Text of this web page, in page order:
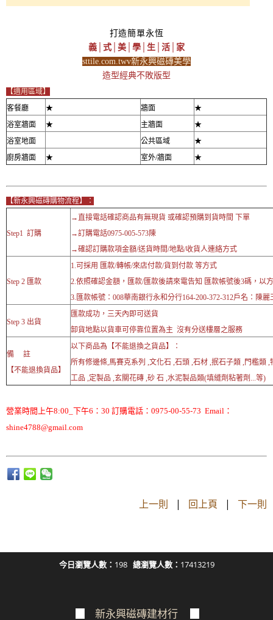
打造簡單永恆
義│式│美│學│生│活│家
sttile.com.twv新永興磁磚美學
造型經典不敗版型
【適用區域】
客餐廳
★ 牆面
★
浴室牆面
★ 主牆面
★
浴室地面
公共區域
★
廚房牆面
★ 室外/牆面 ★
【新永興磁磚購物流程】：
Step1 訂購
→直接電話確認商品有無現貨 或確認預購到貨時間 下單
→訂購電話0975-005-573陳
→確認訂購款項金額/送貨時間/地點/收貨人連絡方式
Step 2 匯款
1.可採用 匯款/轉帳/來店付款/貨到付款 等方式
2.依照確認金額，匯款/匯款後請來電告知 匯款帳號後3碼，以
3.匯款帳號：008華南銀行永和分行164-200-372-312戶名：陳麗
Step 3 出貨
匯款成功，三天內即可送貨
卸貨地點以貨車可停靠位置為主 沒有分送樓層之服務
備 註
【不能退換貨品】
以下商品為【不能退換之貨品】：
所有修邊條,馬賽克系列 ,文化石 ,石頭 ,石材 ,抿石子類 ,門檻類 ,
工品 ,定製品 ,玄關花磚 ,砂 石 ,水泥製品類(填縫劑粘著劑...等)
營業時間上午8:00_下午6：30 訂購電話：0975-00-55-73 Email：
shine4788@gmail.com
上一則 | 回上頁 | 下一則
今日瀏覽人數： 198 總瀏覽人數： 17413219
新永興磁磚建材行